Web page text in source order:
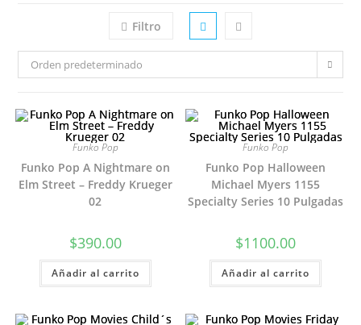
Filtro
Orden predeterminado
Funko Pop
Funko Pop A Nightmare on
Elm Street – Freddy Krueger
02
$390.00
Añadir al carrito
Funko Pop
Funko Pop Halloween
Michael Myers 1155
Specialty Series 10 Pulgadas
$1100.00
Añadir al carrito